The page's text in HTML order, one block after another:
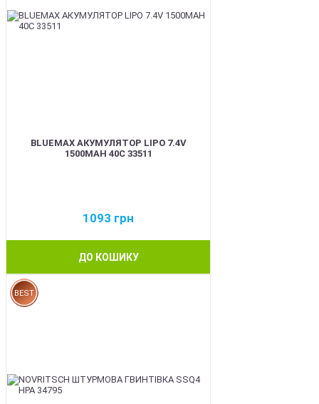
BLUEMAX АКУМУЛЯТОР LIPO 7.4V
1500MAH 40C 33511
1093 грн
ДО КОШИКУ
BEST